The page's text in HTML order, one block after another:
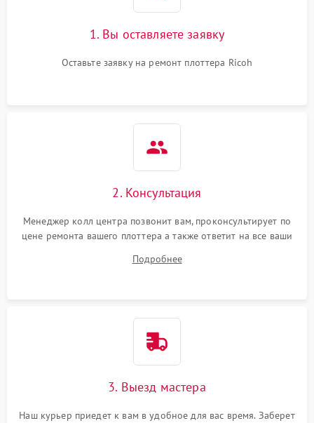
1. Вы оставляете заявку
Оставьте заявку на ремонт плоттера Ricoh
2. Консультация
Менеджер колл центра позвонит вам, проконсультирует по
цене ремонта вашего плоттера а также ответит на все ваши
Подробнее
3. Выезд мастера
Наш курьер приедет к вам в удобное для вас время. Заберет